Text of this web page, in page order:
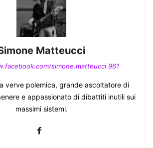
Matteucci
simone.matteucci.961
verve polemica, grande ascoltatore di
e appassionato di dibattiti inutili sui
massimi sistemi.